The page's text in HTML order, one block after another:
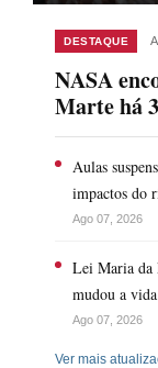
DESTAQUE
NASA
Marte há
Aulas
impactos do
Ago 07, 2026
Lei Maria da
mudou a
Ago 07, 2026
Ver mais